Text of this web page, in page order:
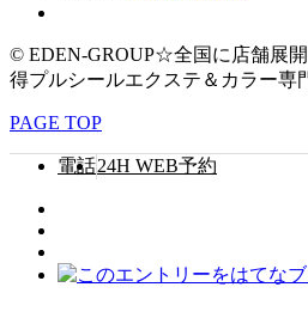
© EDEN-GROUP☆全国に店舗展
得プルシールエクステ＆カラー専
PAGE TOP
電話24H WEB予約